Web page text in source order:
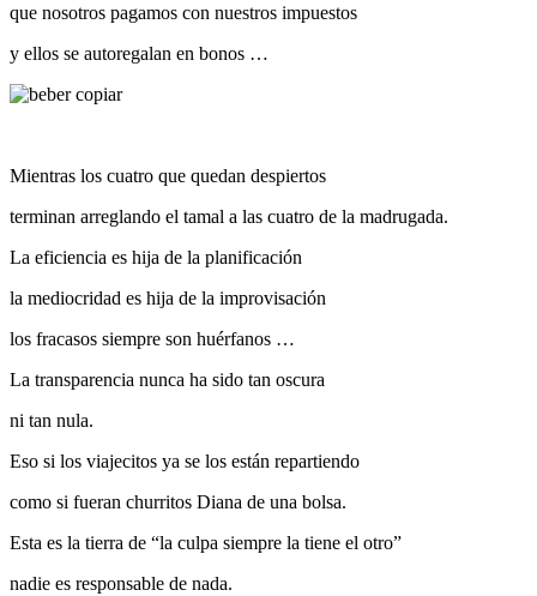
que nosotros pagamos con nuestros impuestos
y ellos se autoregalan en bonos …
Mientras los cuatro que quedan despiertos
terminan arreglando el tamal a las cuatro de la madrugada.
La eficiencia es hija de la planificación
la mediocridad es hija de la improvisación
los fracasos siempre son huérfanos …
La transparencia nunca ha sido tan oscura
ni tan nula.
Eso si los viajecitos ya se los están repartiendo
como si fueran churritos Diana de una bolsa.
Esta es la tierra de “la culpa siempre la tiene el otro”
nadie es responsable de nada.